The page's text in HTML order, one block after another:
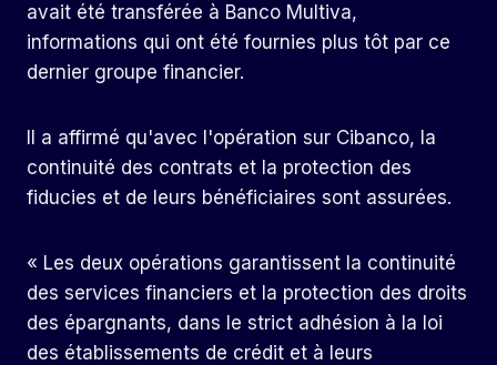
avait été transférée à Banco Multiva,
informations qui ont été fournies plus tôt par ce
dernier groupe financier.
Il a affirmé qu'avec l'opération sur Cibanco, la
continuité des contrats et la protection des
fiducies et de leurs bénéficiaires sont assurées.
« Les deux opérations garantissent la continuité
des services financiers et la protection des droits
des épargnants, dans le strict adhésion à la loi
des établissements de crédit et à leurs